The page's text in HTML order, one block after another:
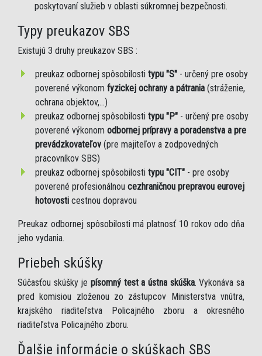
poskytovaní služieb v oblasti súkromnej bezpečnosti.
Typy preukazov SBS
Existujú 3 druhy preukazov SBS :
preukaz odbornej spôsobilosti typu "S" - určený pre osoby
poverené výkonom fyzickej ochrany a pátrania (stráženie,
ochrana objektov,...)
preukaz odbornej spôsobilosti typu "P" - určený pre osoby
poverené výkonom odbornej prípravy a poradenstva a pre
prevádzkovateľov (pre majiteľov a zodpovedných
pracovníkov SBS)
preukaz odbornej spôsobilosti typu "CIT" - pre osoby
poverené profesionálnou cezhraničnou prepravou eurovej
hotovosti cestnou dopravou
Preukaz odbornej spôsobilosti má platnosť 10 rokov odo dňa
jeho vydania.
Priebeh skúšky
Súčasťou skúšky je písomný test a ústna skúška. Vykonáva sa
pred komisiou zloženou zo zástupcov Ministerstva vnútra,
krajského riaditeľstva Policajného zboru a okresného
riaditeľstva Policajného zboru.
Ďalšie informácie o skúškach SBS